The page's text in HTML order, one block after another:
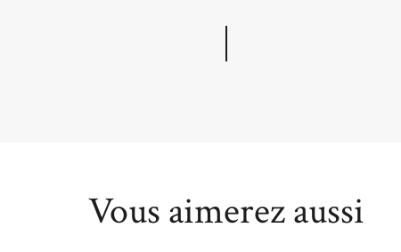
Vous aimerez aussi